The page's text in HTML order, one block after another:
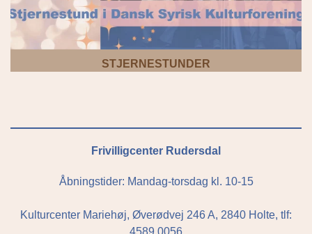
STJERNESTUNDER
Frivilligcenter Rudersdal
Åbningstider: Mandag-torsdag kl. 10-15
Kulturcenter Mariehøj, Øverødvej 246 A, 2840 Holte, tlf: